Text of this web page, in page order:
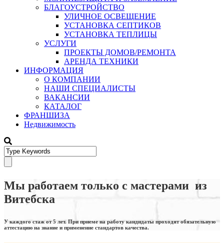
БЛАГОУСТРОЙСТВО
УЛИЧНОЕ ОСВЕЩЕНИЕ
УСТАНОВКА СЕПТИКОВ
УСТАНОВКА ТЕПЛИЦЫ
УСЛУГИ
ПРОЕКТЫ ДОМОВ/РЕМОНТА
АРЕНДА ТЕХНИКИ
ИНФОРМАЦИЯ
О КОМПАНИИ
НАШИ СПЕЦИАЛИСТЫ
ВАКАНСИИ
КАТАЛОГ
ФРАНШИЗА
Недвижимость
Мы работаем только с мастерами из
Витебска
У каждого стаж от 5 лет. При приеме на работу кандидаты проходят обязательную
аттестацию на знание и применение стандартов качества.